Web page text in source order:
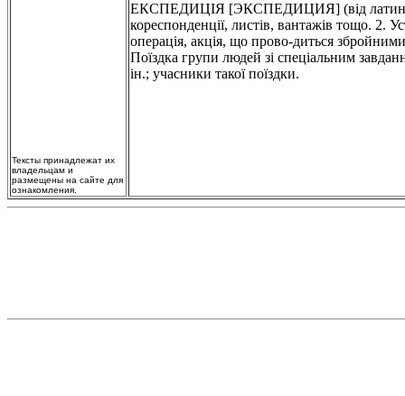
Тексты принадлежат их
владельцам и
размещены на сайте для
ознакомления.
ЕКСПЕДИЦІЯ [ЭКСПЕДИЦИЯ] (від латин.
кореспонденції, листів, вантажів тощо. 2.
операція, акція, що прово-диться
Поїздка групи людей зі спеціальним
ін.; учасники такої поїздки.